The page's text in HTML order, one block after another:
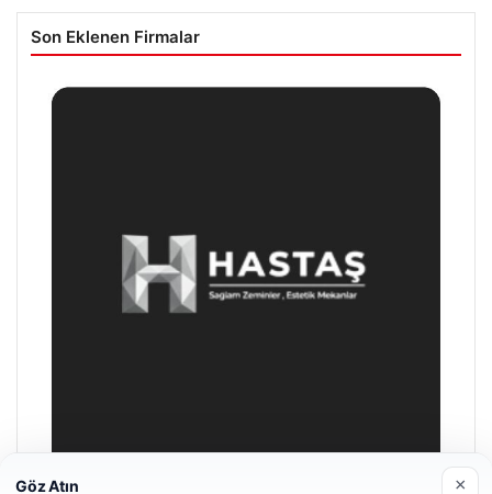
Son Eklenen Firmalar
Göz Atın ×